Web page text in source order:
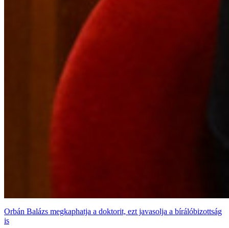
Orbán Balázs megkaphatja a doktorit, ezt javasolja a bírálóbizottság
is